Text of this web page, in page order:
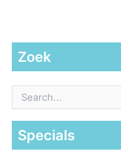
Zoek
a
Specials